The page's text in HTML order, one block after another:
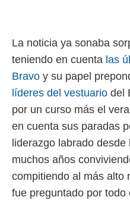
similares
como
este sitio
de
posible
traten tus
La noticia ya sonaba
teniendo en cuenta las
Bravo y su papel
líderes del vestuario del
por un curso más el
en cuenta sus paradas
liderazgo labrado
muchos años
compitiendo al más alto
fue preguntado por